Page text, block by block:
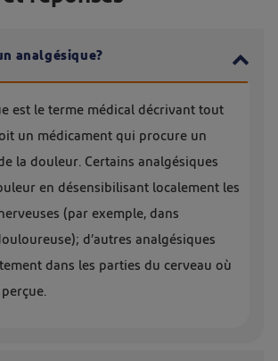
analgésique?
est le terme médical décrivant tout
un médicament qui procure un
la douleur. Certains analgésiques
en désensibilisant localement les
(par exemple, dans
d’autres analgésiques
dans les parties du cerveau où